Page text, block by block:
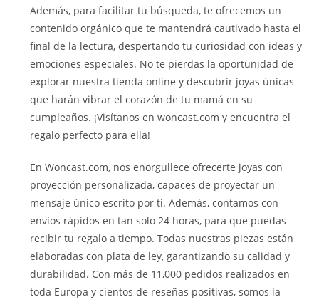
Además, para facilitar tu búsqueda, te ofrecemos un
contenido orgánico que te mantendrá cautivado hasta el
final de la lectura, despertando tu curiosidad con ideas y
emociones especiales. No te pierdas la oportunidad de
explorar nuestra tienda online y descubrir joyas únicas
que harán vibrar el corazón de tu mamá en su
cumpleaños. ¡Visítanos en woncast.com y encuentra el
regalo perfecto para ella!
En Woncast.com, nos enorgullece ofrecerte joyas con
proyección personalizada, capaces de proyectar un
mensaje único escrito por ti. Además, contamos con
envíos rápidos en tan solo 24 horas, para que puedas
recibir tu regalo a tiempo. Todas nuestras piezas están
elaboradas con plata de ley, garantizando su calidad y
durabilidad. Con más de 11,000 pedidos realizados en
toda Europa y cientos de reseñas positivas, somos la